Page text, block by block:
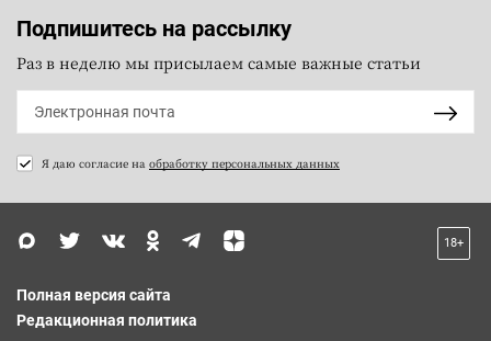
Подпишитесь на рассылку
Раз в неделю мы присылаем самые важные статьи
Я даю согласие на обработку персональных данных
18+
Полная версия сайта
Редакционная политика